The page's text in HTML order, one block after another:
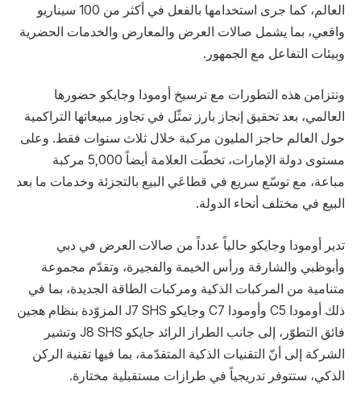
العالم، كما جرى استخدامها بالفعل في أكثر من 100 سيناريو
واقعي، بما يشمل صالات العرض والمعارض والخدمات الحضرية
وبيئات التفاعل مع الجمهور.
وتتزامن هذه التطورات مع ترسيخ أومودا وجايكو حضورها
العالمي، بعد تحقيق إنجاز بارز تمثّل في تجاوز مبيعاتها التراكمية
حول العالم حاجز المليون مركبة خلال ثلاث سنوات فقط. وعلى
مستوى دولة الإمارات، تخطّت العلامة أيضاً 5,000 مركبة
مباعة، مع توسّع سريع في قطاعَي البيع بالتجزئة وخدمات ما بعد
البيع في مختلف أنحاء الدولة.
تدير أومودا وجايكو حالياً عدداً من صالات العرض في دبي
وأبوظبي والشارقة ورأس الخيمة والفجيرة، وتقدّم مجموعة
متنامية من المركبات الذكية ومركبات الطاقة الجديدة، بما في
ذلك أومودا C5 وأومودا C7 وجايكو J7 SHS المزوّدة بنظام هجين
فائق التطوّر، إلى جانب الطراز الرائد جايكو J8 SHS وتشير
الشركة إلى أنّ التقنيات الذكية المتقدّمة، بما فيها تقنية الركن
الذكي، ستتوفر تدريجياً في طرازات مستقبلية مختارة.